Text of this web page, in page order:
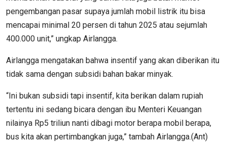
pengembangan pasar supaya jumlah mobil listrik itu bisa
mencapai minimal 20 persen di tahun 2025 atau sejumlah
400.000 unit,” ungkap Airlangga.
Airlangga mengatakan bahwa insentif yang akan diberikan itu
tidak sama dengan subsidi bahan bakar minyak.
“Ini bukan subsidi tapi insentif, kita berikan dalam rupiah
tertentu ini sedang bicara dengan ibu Menteri Keuangan
nilainya Rp5 triliun nanti dibagi motor berapa mobil berapa,
bus kita akan pertimbangkan juga,” tambah Airlangga.(Ant)